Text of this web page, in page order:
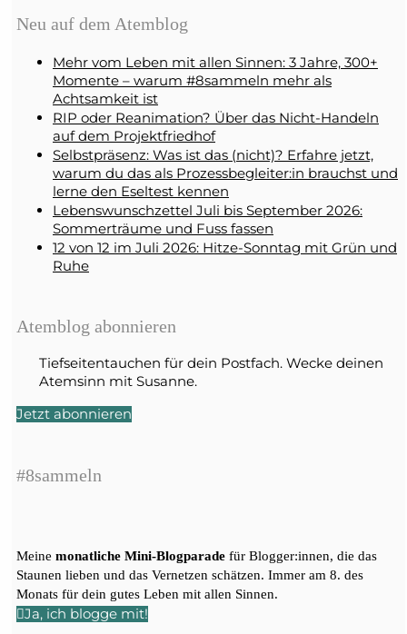
Neu auf dem Atemblog
Mehr vom Leben mit allen Sinnen: 3 Jahre, 300+
Momente – warum #8sammeln mehr als
Achtsamkeit ist
RIP oder Reanimation? Über das Nicht-Handeln
auf dem Projektfriedhof
Selbstpräsenz: Was ist das (nicht)? Erfahre jetzt,
warum du das als Prozessbegleiter:in brauchst und
lerne den Eseltest kennen
Lebenswunschzettel Juli bis September 2026:
Sommerträume und Fuss fassen
12 von 12 im Juli 2026: Hitze-Sonntag mit Grün und
Ruhe
Atemblog abonnieren
Tiefseitentauchen für dein Postfach. Wecke deinen
Atemsinn mit Susanne.
Jetzt abonnieren
#8sammeln
Meine monatliche Mini-Blogparade für Blogger:innen, die das
Staunen lieben und das Vernetzen schätzen. Immer am 8. des
Monats für dein gutes Leben mit allen Sinnen.
Ja, ich blogge mit!